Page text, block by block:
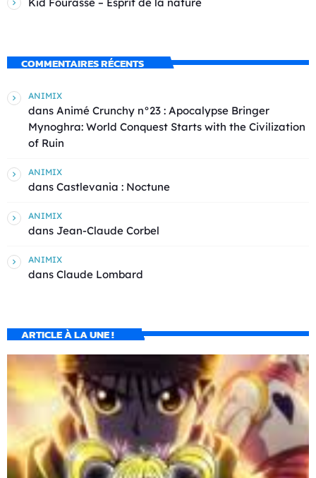
Kid Fourasse – Esprit de la nature
COMMENTAIRES RÉCENTS
ANIMIX
dans Animé Crunchy n°23 : Apocalypse Bringer
Mynoghra: World Conquest Starts with the Civilization
of Ruin
ANIMIX
dans Castlevania : Noctune
ANIMIX
dans Jean-Claude Corbel
ANIMIX
dans Claude Lombard
ARTICLE À LA UNE !